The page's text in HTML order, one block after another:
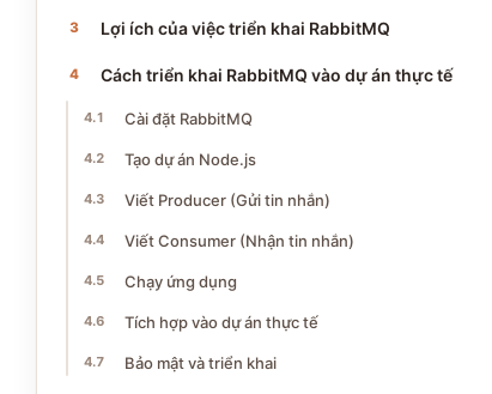
Lợi ích của việc triển khai RabbitMQ
Cách triển khai RabbitMQ vào dự án thực tế
Cài đặt RabbitMQ
Tạo dự án Node.js
Viết Producer (Gửi tin nhắn)
Viết Consumer (Nhận tin nhắn)
Chạy ứng dụng
Tích hợp vào dự án thực tế
Bảo mật và triển khai